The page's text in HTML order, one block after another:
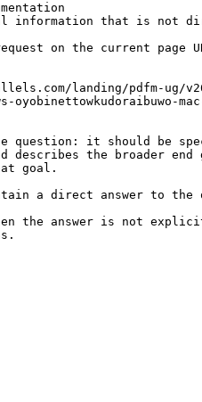
information that is not
request on the current
landing/pdfm-ug/
oyobinettowkudoraibuwo-
question: it should be
describes the broader
goal.
a direct answer to the
the answer is not